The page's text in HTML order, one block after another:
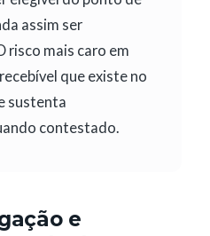
assim ser
risco mais caro em
que existe no
sustenta
contestado.
e